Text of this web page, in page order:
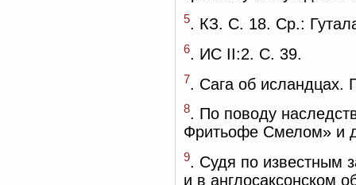
5. КЗ. С. 18. Ср.:
6. ИС II:2. С. 39.
7 . Сага об исландцах.
8. По поводу
Фритьофе Смелом» и
9. Судя по известным
и в англосаксонском